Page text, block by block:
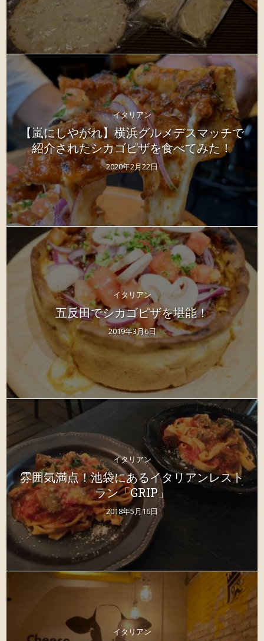
イタリアン
【嵐にしやがれ】横浜グルメデスマッチで
紹介されたシカゴピザを食べてみた！
2020年2月22日
イタリアン
五反田でシカゴピザを堪能！
2019年3月6日
イタリアン
雰囲気満点！池袋にあるイタリアンレスト
ラン「GRIP」
2018年5月16日
イタリアン